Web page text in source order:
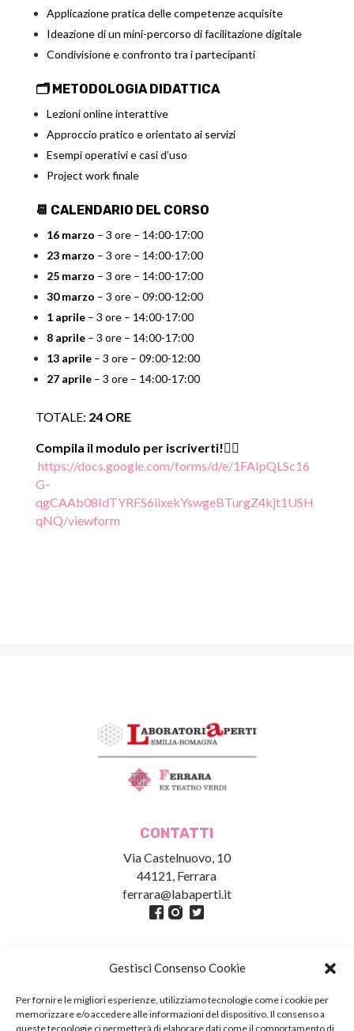
Gestisci Consenso Cookie
Per fornire le migliori esperienze, utilizziamo tecnologie come i cookie per
memorizzare e/o accedere alle informazioni del dispositivo. Il consenso a
queste tecnologie ci permetterà di elaborare dati come il comportamento di
Applicazione pratica delle competenze acquisite
Ideazione di un mini-percorso di facilitazione digitale
Condivisione e confronto tra i partecipanti
🗂️ METODOLOGIA DIDATTICA
Lezioni online interattive
Approccio pratico e orientato ai servizi
Esempi operativi e casi d’uso
Project work finale
📆​ CALENDARIO DEL CORSO
16 marzo – 3 ore – 14:00-17:00
23 marzo – 3 ore – 14:00-17:00
25 marzo – 3 ore – 14:00-17:00
30 marzo – 3 ore – 09:00-12:00
1 aprile– 3 ore – 14:00-17:00
8 aprile– 3 ore – 14:00-17:00
13 aprile– 3 ore – 09:00-12:00
27 aprile – 3 ore – 14:00-17:00
TOTALE: 24 ORE
Compila il modulo per iscriverti!👉🏻​
https://docs.google.com/forms/d/e/1FAIpQLSc16
G-
qgCAAb08IdTYRFS6iixekYswgeBTurgZ4kjt1USH
qNQ/viewform
CONTATTI
Via Castelnuovo, 10
44121, Ferrara
ferrara@labaperti.it